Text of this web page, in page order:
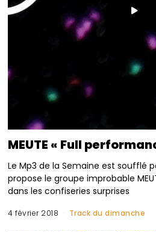
MEUTE « Full
Le Mp3 de la Semaine est soufflé
propose le groupe improbable
dans les confiseries surprises
4 février 2018 Track du dimanche